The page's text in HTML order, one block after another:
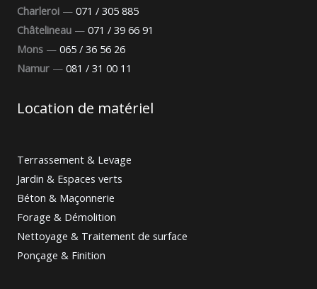
Charleroi — 071 / 305 885
Châtelineau — 071 / 39 66 91
Mons — 065 / 36 56 26
Namur — 081 / 31 00 11
Location de matériel
Terrassement & Levage
Jardin & Espaces verts
Béton & Maçonnerie
Forage & Démolition
Nettoyage & Traitement de surface
Ponçage & Finition